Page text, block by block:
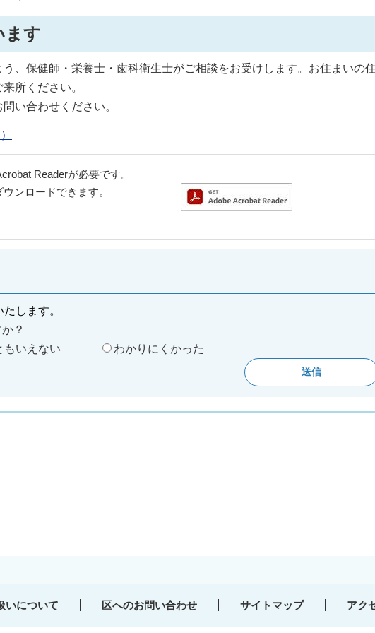
ます
、保健師・栄養士・歯科衛生士がご相談をお受けします。お住まいの
所ください。
い合わせください。
Readerが必要です。
ンロードできます。
します。
？
もいえない わかりにくかった
いについて 区へのお問い合わせ サイトマップ アク